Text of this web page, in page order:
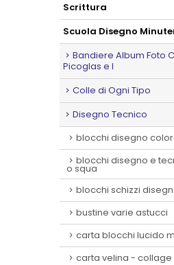
Scrittura
Scuola Disegno
Bandiere Album Foto
Picoglas e I
Colle di Ogni Tipo
Disegno Tecnico
blocchi disegno
blocchi disegno e
o squa
blocchi schizzi
bustine varie astucci
carta blocchi lucido
carta velina - collage